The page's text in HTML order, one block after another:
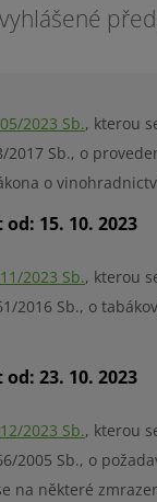
2023 Sb., kterou
2017 Sb., o
o
15. 10. 2023
2023 Sb., kterou
2016 Sb., o
23. 10. 2023
2023 Sb., kterou
2005 Sb., o
na některé